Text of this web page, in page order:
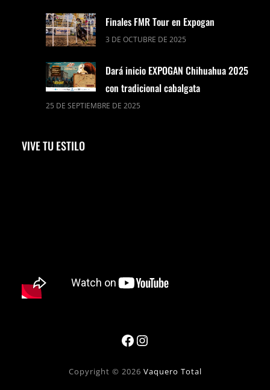
Finales FMR Tour en Expogan
3 DE OCTUBRE DE 2025
Dará inicio EXPOGAN Chihuahua 2025
con tradicional cabalgata
25 DE SEPTIEMBRE DE 2025
VIVE TU ESTILO
Facebook
Instagram
Copyright © 2026 Vaquero Total